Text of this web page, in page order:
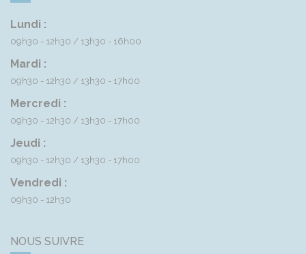
Lundi :
09h30 - 12h30 13h30 - 16h00
Mardi :
09h30 - 12h30 13h30 - 17h00
Mercredi :
09h30 - 12h30 13h30 - 17h00
Jeudi :
09h30 - 12h30 13h30 - 17h00
Vendredi :
09h30 - 12h30
NOUS SUIVRE